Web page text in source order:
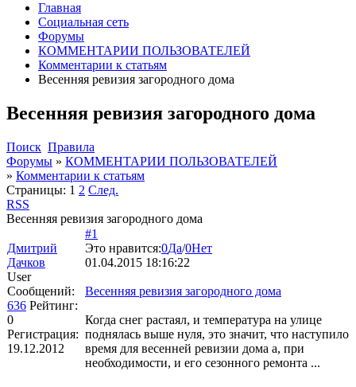
Главная
Социальная сеть
Форумы
КОММЕНТАРИИ ПОЛЬЗОВАТЕЛЕЙ
Комментарии к статьям
Весенняя ревизия загородного дома
Весенняя ревизия загородного дома
Поиск Правила
Форумы » КОММЕНТАРИИ ПОЛЬЗОВАТЕЛЕЙ
» Комментарии к статьям
Страницы: 1 2 След.
RSS
Весенняя ревизия загородного дома
Дмитрий
Дачков
User
Сообщений:
636 Рейтинг:
0
Регистрация:
19.12.2012
#1
Это нравится:0Да/0Нет
01.04.2015 18:16:22
Весенняя ревизия загородного дома
Когда снег растаял, и температура на улице
поднялась выше нуля, это значит, что наступило
время для весенней ревизии дома а, при
необходимости, и его сезонного ремонта ...